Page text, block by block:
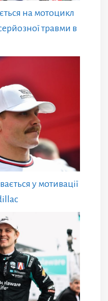
на мотоцикл
травми в
у мотивації